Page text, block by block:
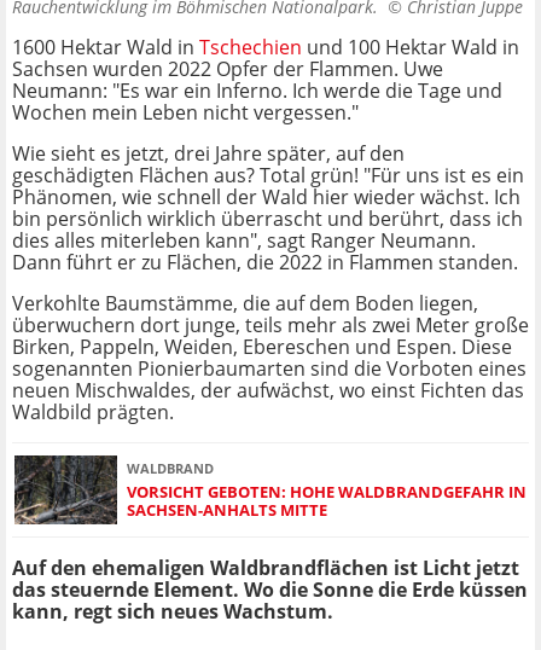
Rauchentwicklung im Böhmischen Nationalpark. © Christian Juppe
1600 Hektar Wald in Tschechien und 100 Hektar Wald in
Sachsen wurden 2022 Opfer der Flammen. Uwe
Neumann: "Es war ein Inferno. Ich werde die Tage und
Wochen mein Leben nicht vergessen."
Wie sieht es jetzt, drei Jahre später, auf den
geschädigten Flächen aus? Total grün! "Für uns ist es ein
Phänomen, wie schnell der Wald hier wieder wächst. Ich
bin persönlich wirklich überrascht und berührt, dass ich
dies alles miterleben kann", sagt Ranger Neumann.
Dann führt er zu Flächen, die 2022 in Flammen standen.
Verkohlte Baumstämme, die auf dem Boden liegen,
überwuchern dort junge, teils mehr als zwei Meter große
Birken, Pappeln, Weiden, Ebereschen und Espen. Diese
sogenannten Pionierbaumarten sind die Vorboten eines
neuen Mischwaldes, der aufwächst, wo einst Fichten das
Waldbild prägten.
WALDBRAND
VORSICHT GEBOTEN: HOHE WALDBRANDGEFAHR IN
SACHSEN-ANHALTS MITTE
Auf den ehemaligen Waldbrandflächen ist Licht jetzt
das steuernde Element. Wo die Sonne die Erde küssen
kann, regt sich neues Wachstum.